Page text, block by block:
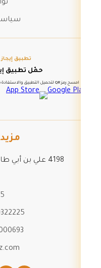
تطبيق إيجاز
حمّل تطبيق
امسح رمز QR لتحميل التطبيق والاستفادة من خدمات إيجاز بسهولة